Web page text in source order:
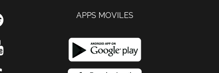
APPS MOVILES